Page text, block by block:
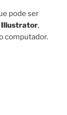
pode ser
Illustrator,
computador.